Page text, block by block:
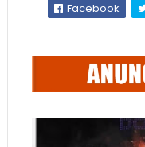
Facebook